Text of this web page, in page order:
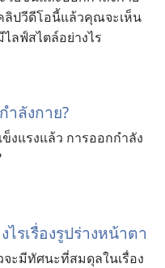
ลิปวีดีโอนี้แล้วคุณจะเห็น
ลฟ์สไตล์อย่างไร
ำลังกาย?
งแรงแล้ว การออกกำลัง
รเรื่องรูปร่างหน้าตา
ะมีทัศนะที่สมดุลในเรื่อง